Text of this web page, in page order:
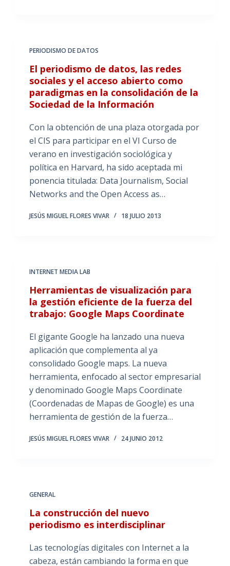
PERIODISMO DE DATOS
El periodismo de datos, las redes
sociales y el acceso abierto como
paradigmas en la consolidación de la
Sociedad de la Información
Con la obtención de una plaza otorgada por
el CIS para participar en el VI Curso de
verano en investigación sociológica y
política en Harvard, ha sido aceptada mi
ponencia titulada: Data Journalism, Social
Networks and the Open Access as…
JESÚS MIGUEL FLORES VIVAR 18 JULIO 2013
INTERNET MEDIA LAB
Herramientas de visualización para
la gestión eficiente de la fuerza del
trabajo: Google Maps Coordinate
El gigante Google ha lanzado una nueva
aplicación que complementa al ya
consolidado Google maps. La nueva
herramienta, enfocado al sector empresarial
y denominado Google Maps Coordinate
(Coordenadas de Mapas de Google) es una
herramienta de gestión de la fuerza…
JESÚS MIGUEL FLORES VIVAR 24 JUNIO 2012
GENERAL
La construcción del nuevo
periodismo es interdisciplinar
Las tecnologías digitales con Internet a la
cabeza, están cambiando la forma en que